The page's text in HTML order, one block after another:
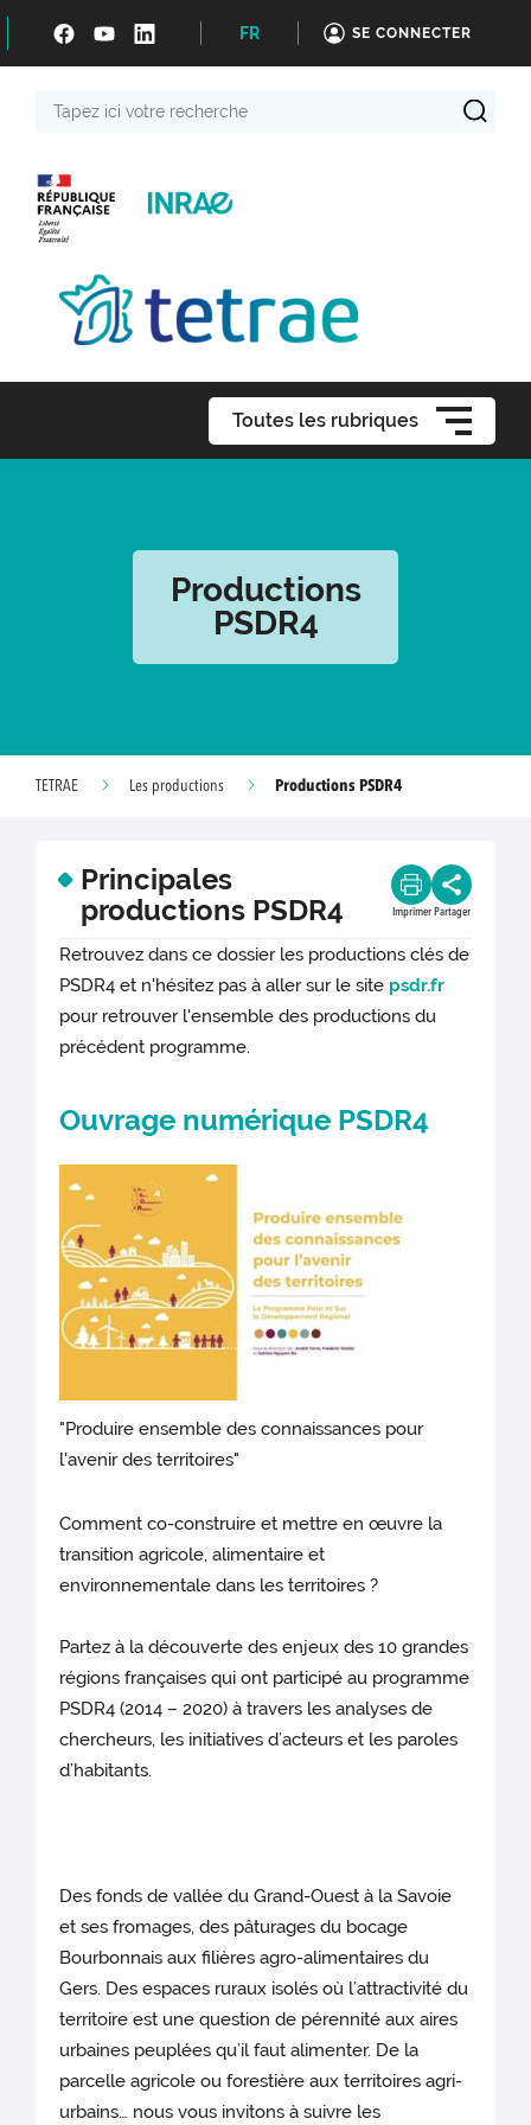
FR SE CONNECTER
Toutes les rubriques
Productions
PSDR4
TETRAE Les productions Productions PSDR4
Principales
productions PSDR4
Imprimer Partager
Retrouvez dans ce dossier les productions clés de
PSDR4 et n'hésitez pas à aller sur le site psdr.fr
pour retrouver l'ensemble des productions du
précédent programme.
Ouvrage numérique PSDR4
"Produire ensemble des connaissances pour
l'avenir des territoires"
Comment co-construire et mettre en œuvre la
transition agricole, alimentaire et
environnementale dans les territoires ?
Partez à la découverte des enjeux des 10 grandes
régions françaises qui ont participé au programme
PSDR4 (2014 – 2020) à travers les analyses de
chercheurs, les initiatives d’acteurs et les paroles
d’habitants.
Des fonds de vallée du Grand-Ouest à la Savoie
et ses fromages, des pâturages du bocage
Bourbonnais aux filières agro-alimentaires du
Gers. Des espaces ruraux isolés où l’attractivité du
territoire est une question de pérennité aux aires
urbaines peuplées qu’il faut alimenter. De la
parcelle agricole ou forestière aux territoires agri-
urbains… nous vous invitons à suivre les